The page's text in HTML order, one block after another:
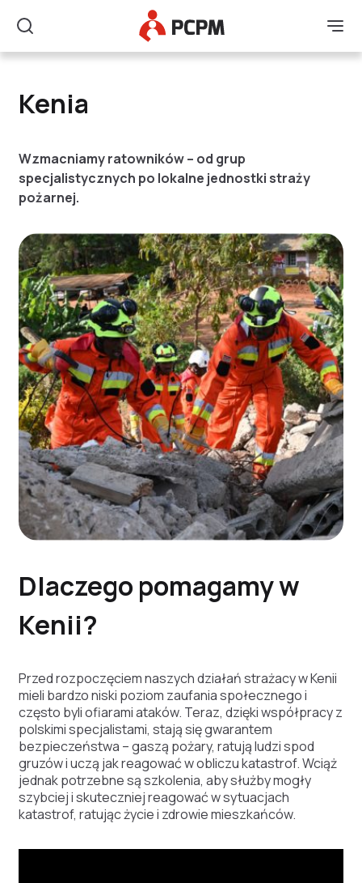
Szukaj
Główne Logo
Kenia
Wzmacniamy ratowników – od grup
specjalistycznych po lokalne jednostki straży
pożarnej.
Dlaczego pomagamy w
Kenii?
Przed rozpoczęciem naszych działań strażacy w Kenii
mieli bardzo niski poziom zaufania społecznego i
często byli ofiarami ataków. Teraz, dzięki współpracy z
polskimi specjalistami, stają się gwarantem
bezpieczeństwa – gaszą pożary, ratują ludzi spod
gruzów i uczą jak reagować w obliczu katastrof. Wciąż
jednak potrzebne są szkolenia, aby służby mogły
szybciej i skuteczniej reagować w sytuacjach
katastrof, ratując życie i zdrowie mieszkańców.